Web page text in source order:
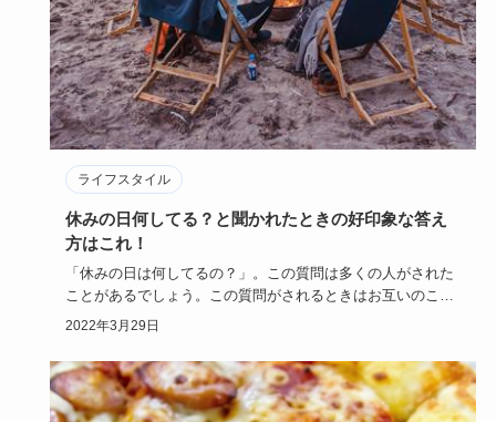
ライフスタイル
休みの日何してる？と聞かれたときの好印象な答え
方はこれ！
「休みの日は何してるの？」。この質問は多くの人がされた
ことがあるでしょう。この質問がされるときはお互いのこと
をまだよく知ら…
2022年3月29日